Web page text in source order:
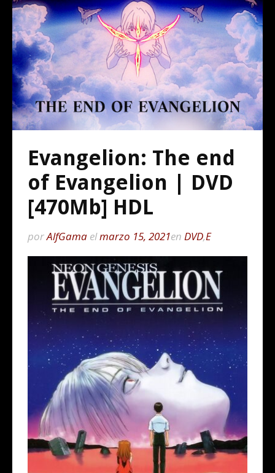
Evangelion: The end
of Evangelion | DVD
[470Mb] HDL
porAlfGama elmarzo 15, 2021en DVD,E